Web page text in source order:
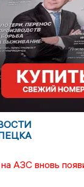
АЗС вновь